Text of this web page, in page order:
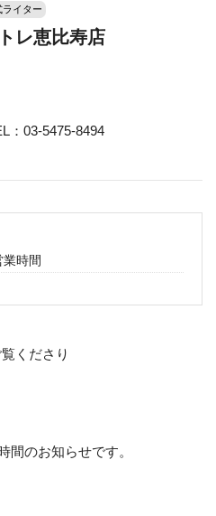
ライター
レ恵比寿店
：03-5475-8494
時間
くださり
間のお知らせです。